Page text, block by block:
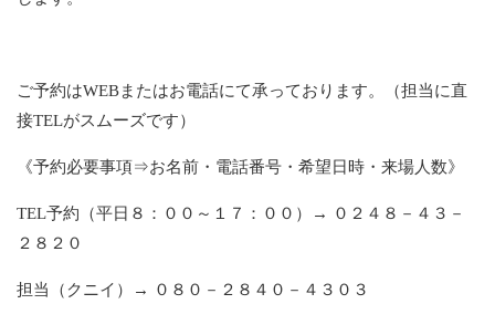
ご予約はWEBまたはお電話にて承っております。（担当に直
接TELがスムーズです）
《予約必要事項⇒お名前・電話番号・希望日時・来場人数》
TEL予約（平日８：００～１７：００）→ ０２４８－４３－
２８２０
担当（クニイ）→ ０８０－２８４０－４３０３